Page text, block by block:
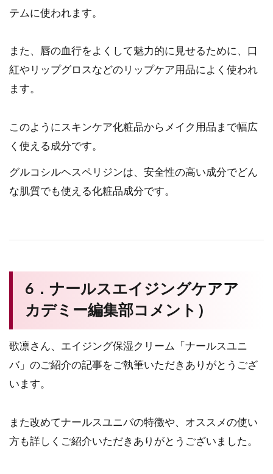
テムに使われます。
また、唇の血行をよくして魅力的に見せるために、口
紅やリップグロスなどのリップケア用品によく使われ
ます。
このようにスキンケア化粧品からメイク用品まで幅広
く使える成分です。
グルコシルヘスペリジンは、安全性の高い成分でどん
な肌質でも使える化粧品成分です。
6．ナールスエイジングケアア
カデミー編集部コメント）
歌凛さん、エイジング保湿クリーム「ナールスユニ
バ」のご紹介の記事をご執筆いただきありがとうござ
います。
また改めてナールスユニバの特徴や、オススメの使い
方も詳しくご紹介いただきありがとうございました。